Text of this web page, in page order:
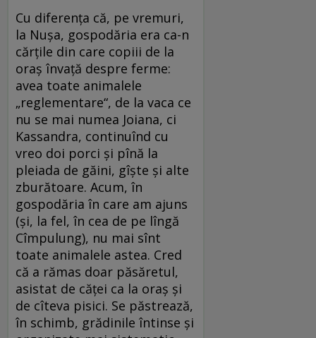
Cu diferența că, pe vremuri,
la Nușa, gospodăria era ca-n
cărțile din care copiii de la
oraș învață despre ferme:
avea toate animalele
„reglementare“, de la vaca ce
nu se mai numea Joiana, ci
Kassandra, continuînd cu
vreo doi porci și pînă la
pleiada de găini, gîște și alte
zburătoare. Acum, în
gospodăria în care am ajuns
(și, la fel, în cea de pe lîngă
Cîmpulung), nu mai sînt
toate animalele astea. Cred
că a rămas doar păsăretul,
asistat de căței ca la oraș și
de cîteva pisici. Se păstrează,
în schimb, grădinile întinse și